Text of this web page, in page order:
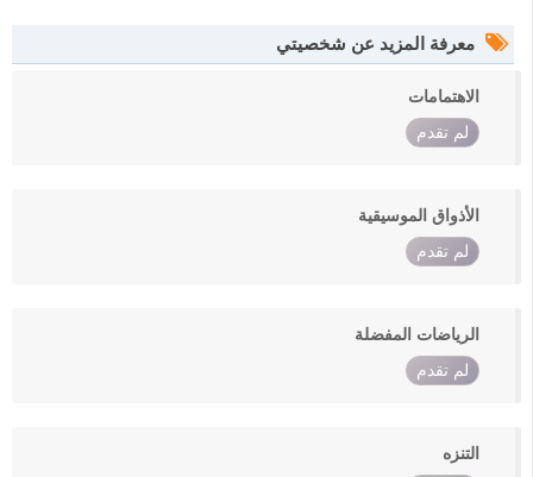
معرفة المزيد عن شخصيتي
الاهتمامات
لم تقدم
الأذواق الموسيقية
لم تقدم
الرياضات المفضلة
لم تقدم
التنزه